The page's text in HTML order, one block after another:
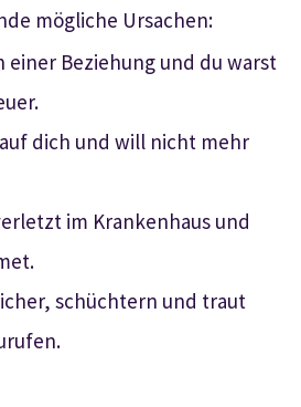
mögliche Ursachen:
einer Beziehung und du warst
dich und will nicht mehr
im Krankenhaus und
schüchtern und traut